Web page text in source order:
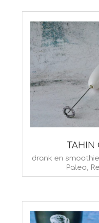
TAHIN
2025-
drank en
Paleo,